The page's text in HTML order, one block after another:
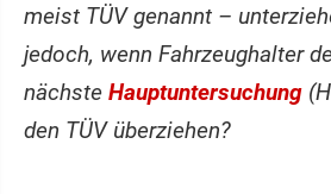
meist TÜV genannt –
jedoch, wenn Fahrzeughalter
nächste Hauptuntersuchung
den TÜV überziehen?